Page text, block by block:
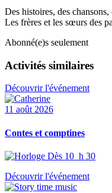
Des histoires, des
Les frères et les sœurs des
Abonné(e)s seulement
Activités similaires
Découvrir l'événement
11 août 2026
Contes et comptines
Dès 10 h 30
Découvrir l'événement